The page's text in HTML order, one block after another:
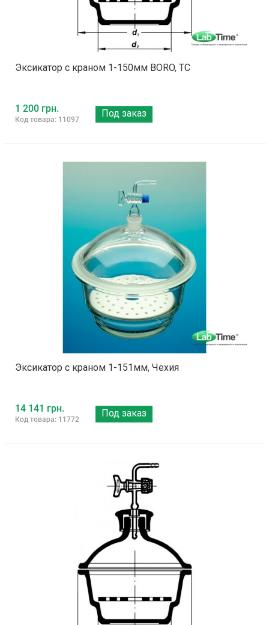
Эксикатор с краном 1-150мм BORO, ТС
1 200 грн.
Код товара: 11097
Под заказ
Эксикатор с краном 1-151мм, Чехия
14 141 грн.
Код товара: 11772
Под заказ